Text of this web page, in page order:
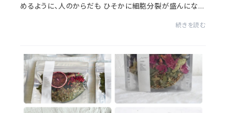
めるように、人のからだも ひそかに細胞分裂が盛んになっ
続きを読む